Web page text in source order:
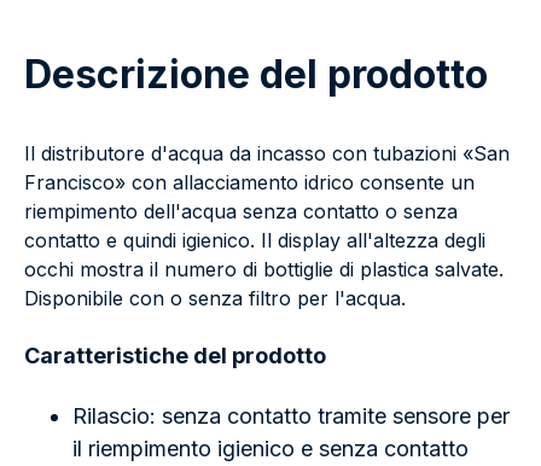
Descrizione del prodotto
Il distributore d'acqua da incasso con tubazioni «San
Francisco» con allacciamento idrico consente un
riempimento dell'acqua senza contatto o senza
contatto e quindi igienico. Il display all'altezza degli
occhi mostra il numero di bottiglie di plastica salvate.
Disponibile con o senza filtro per l'acqua.
Caratteristiche del prodotto
Rilascio: senza contatto tramite sensore per
il riempimento igienico e senza contatto